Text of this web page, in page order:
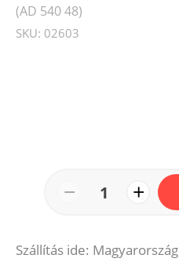
(AD 540 48)
SKU: 02603
− 1 +
Szállítás ide: Magyarország